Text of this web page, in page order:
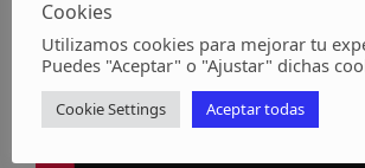
Cookies
Utilizamos cookies para mejorar tu
Puedes "Aceptar" o "Ajustar" dichas
Cookie Settings Aceptar todas